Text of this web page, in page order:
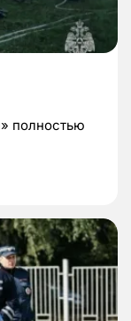
полностью